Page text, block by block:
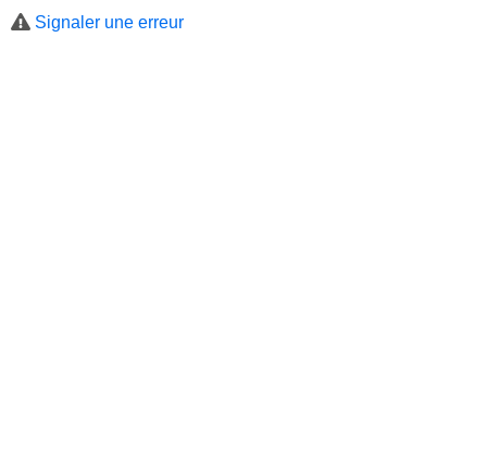
Signaler une erreur